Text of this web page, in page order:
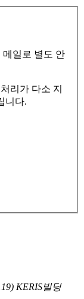
메일로 별도 안
리가 다소 지
니다.
KERIS빌딩